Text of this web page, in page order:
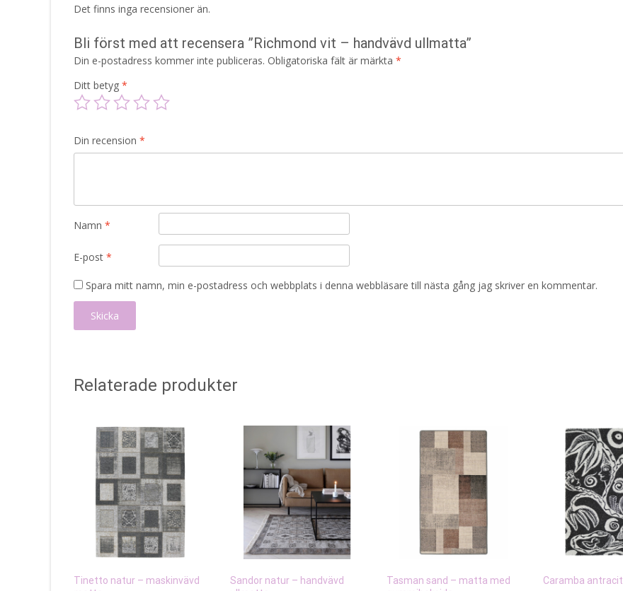
Det finns inga recensioner än.
Bli först med att recensera ”Richmond vit – handvävd ullmatta”
Din e-postadress kommer inte publiceras. Obligatoriska fält är märkta *
Ditt betyg *
Din recension *
Namn *
E-post *
Spara mitt namn, min e-postadress och webbplats i denna webbläsare till nästa gång jag skriver en kommentar.
Relaterade produkter
Tinetto natur – maskinvävd
Sandor natur – handvävd
Tasman sand – matta med
Caramba antracit